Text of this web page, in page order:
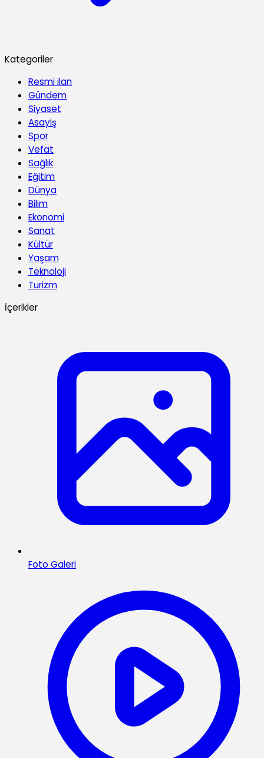
Kategoriler
Resmi ilan
Gündem
Siyaset
Asayiş
Spor
Vefat
Sağlık
Eğitim
Dünya
Bilim
Ekonomi
Sanat
Kültür
Yaşam
Teknoloji
Turizm
İçerikler
Foto Galeri